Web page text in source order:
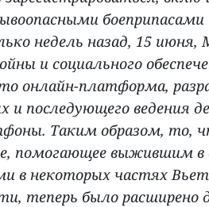
недель назад, 15
и социального
онлайн-платформа,
и последующего ведения
Таким образом, то,
помогающее выжившим в
в некоторых частях
теперь было